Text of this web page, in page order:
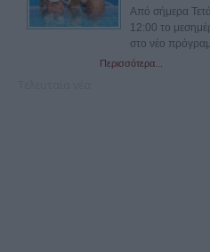
Από σήμερα
12:00 το
στο νέο
Περισσότερα...